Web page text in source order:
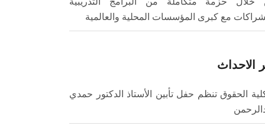
مع كبرى المؤسسات المحلية والعالمية
الاحداث
الحقوق تنظم حفل تأبين الأستاذ الدكتور حمدي